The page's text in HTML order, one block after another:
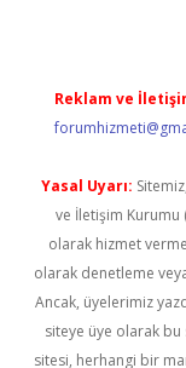
Reklam ve
Yasal Uyarı:
ve İletişim Kurumu
olarak hizmet
olarak denetleme
Ancak, üyelerimiz
siteye üye olarak bu
sitesi, herhangi bir